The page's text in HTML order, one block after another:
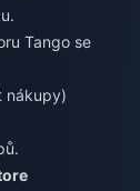
Tango se
nákupy)